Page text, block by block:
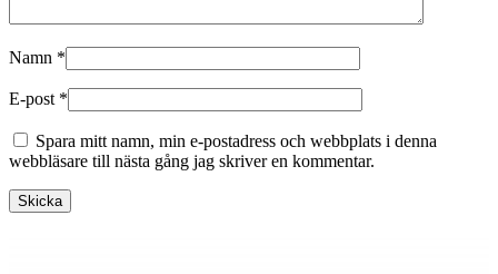
Namn *
E-post *
Spara mitt namn, min e-postadress och webbplats i denna
webbläsare till nästa gång jag skriver en kommentar.